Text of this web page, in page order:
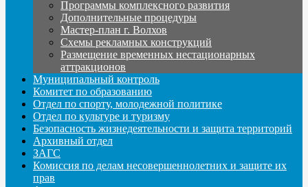
Программы комплексного развития
Дополнительные процедуры
Мастер-план г. Волхов
Схемы рекламных конструкций
Размещение временных нестационарных
аттракционов
Муниципальный контроль
Комитет по образованию
Отдел по спорту, молодежной политике
Отдел по культуре и туризму
Безопасность жизнедеятельности и защита территорий
Архивный отдел
ЗАГС
Комиссия по делам несовершеннолетних и защите их
прав